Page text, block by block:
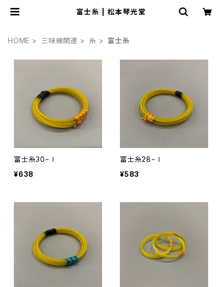
富士糸 | 松本琴光堂
HOME 三味線関連 糸 富士糸
富士糸30−Ⅰ
¥638
富士糸28−Ⅰ
¥583